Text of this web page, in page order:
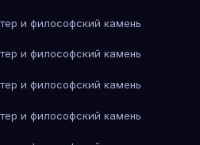
и философский камень
и философский камень
и философский камень
и философский камень